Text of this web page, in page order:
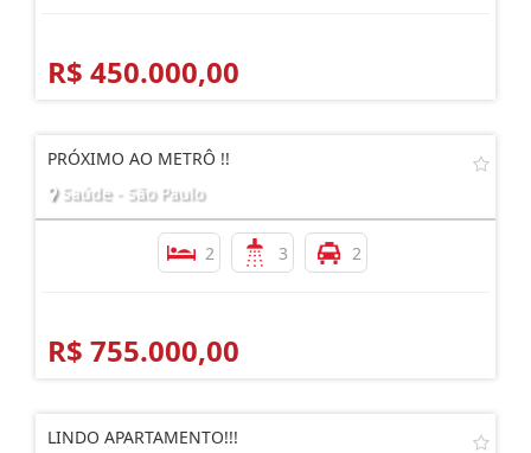
R$ 450.000,00
PRÓXIMO AO METRÔ !!
Saúde - São Paulo
2 3 2
R$ 755.000,00
LINDO APARTAMENTO!!!